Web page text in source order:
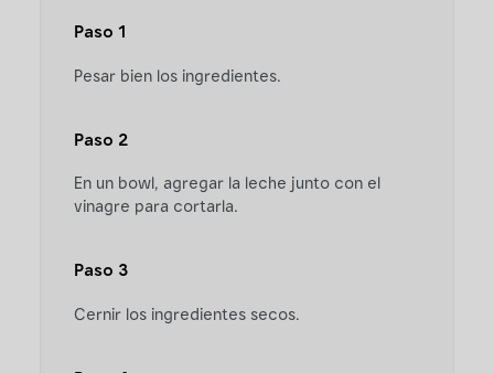
Paso 1
Pesar bien los ingredientes.
Paso 2
En un bowl, agregar la leche junto con el
vinagre para cortarla.
Paso 3
Cernir los ingredientes secos.